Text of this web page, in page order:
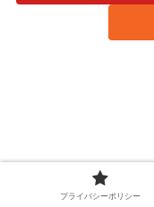
プライバシーポリシー